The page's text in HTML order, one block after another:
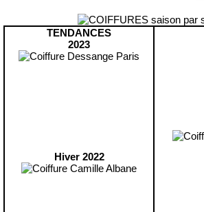
TENDANCES
2023
Hiver 2022